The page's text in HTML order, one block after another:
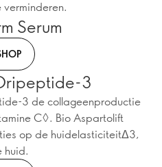
verminderen.
Serum
3
3 de collageenproductie
C◊. Bio Aspartolift
op de huidelasticiteitΔ3,
huid.